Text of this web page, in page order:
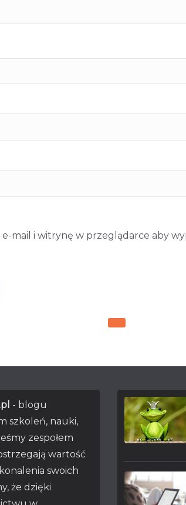
e-mail i witrynę w przeglądarce aby
- blogu
szkoleń, nauki,
zespołem
wartość
swoich
że dzięki